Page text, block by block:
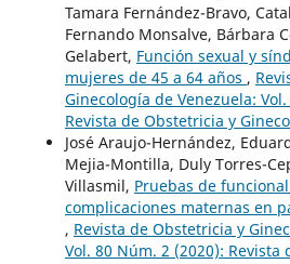
Tamara Fernández-Bravo,
Fernando Monsalve, Bárbara
Gelabert, Función sexual y
mujeres de 45 a 64 años ,
Ginecología de Venezuela:
Revista de Obstetricia y
José Araujo-Hernández,
Mejia-Montilla, Duly Torres-
Villasmil, Pruebas de
complicaciones maternas en
, Revista de Obstetricia y
Vol. 80 Núm. 2 (2020): Revista